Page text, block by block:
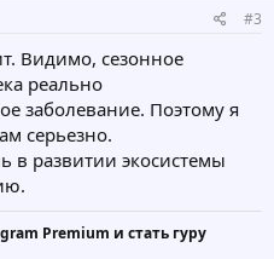
#3
Видимо, сезонное
реально
заболевание. Поэтому я
серьезно.
в развитии экосистемы
Premium и стать гуру